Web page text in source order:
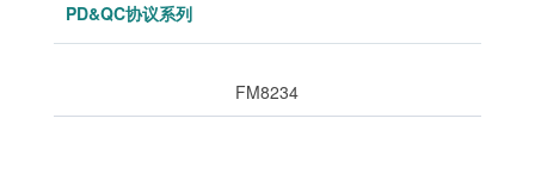
PD&QC协议系列
FM8234